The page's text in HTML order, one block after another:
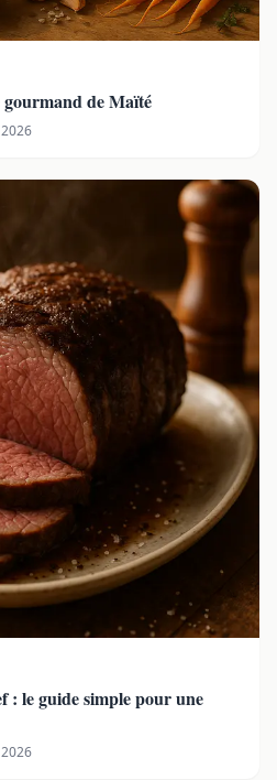
gourmand de Maïté
: le guide simple pour une